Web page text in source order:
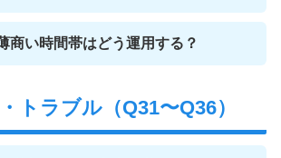
商い時間帯はどう運用する？
トラブル（Q31〜Q36）